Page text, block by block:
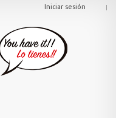
Iniciar sesión